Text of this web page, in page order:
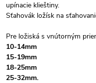
upínacie klieštiny.
Sťahovák ložísk na
Pre ložiská s vnútorným
10-14mm
15-19mm
18-25mm
25-32mm.